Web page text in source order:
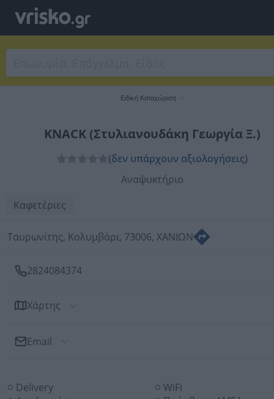
Ειδική Καταχώριση
KNACK (Στυλιανουδάκη Γεωργία Ξ.)
(δεν υπάρχουν αξιολογήσεις)
Αναψυκτήριο
Καφετέριες
Ταυρωνίτης, Κολυμβάρι, 73006, ΧΑΝΙΩΝ
2824084374
Χάρτης
Email
Προς: KNACK (Στυλιανουδάκη Γεωργία Ξ.)
Delivery
WiFi